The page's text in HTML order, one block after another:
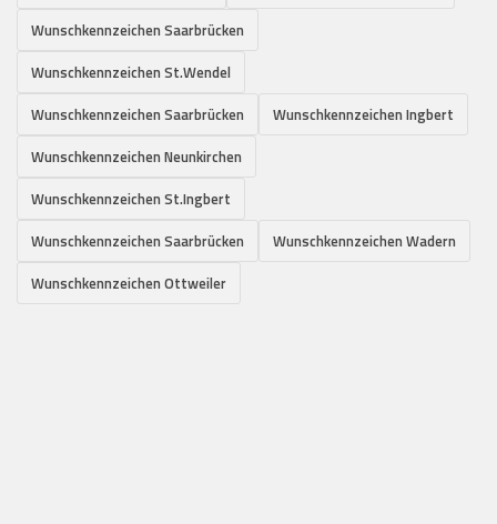
Wunschkennzeichen Saarbrücken
Wunschkennzeichen St.Wendel
Wunschkennzeichen Saarbrücken
Wunschkennzeichen Ingbert
Wunschkennzeichen Neunkirchen
Wunschkennzeichen St.Ingbert
Wunschkennzeichen Saarbrücken
Wunschkennzeichen Wadern
Wunschkennzeichen Ottweiler